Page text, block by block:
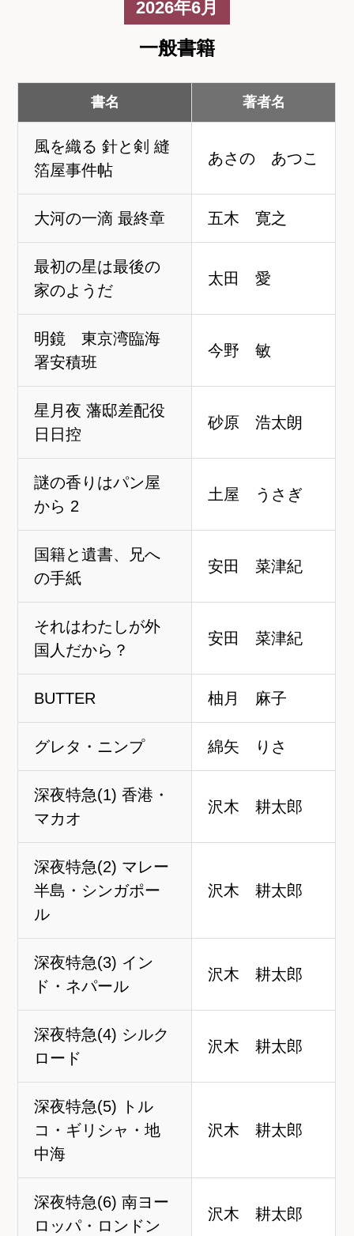
2026年6月
一般書籍
書名 著者名
風を織る 針と剣 縫
箔屋事件帖
あさの あつこ
大河の一滴 最終章 五木 寛之
最初の星は最後の
家のようだ
太田 愛
明鏡 東京湾臨海
署安積班
今野 敏
星月夜 藩邸差配役
日日控
砂原 浩太朗
謎の香りはパン屋
から 2
土屋 うさぎ
国籍と遺書、兄へ
の手紙
安田 菜津紀
それはわたしが外
国人だから？
安田 菜津紀
BUTTER 柚月 麻子
グレタ・ニンプ 綿矢 りさ
深夜特急(1) 香港・
マカオ
沢木 耕太郎
深夜特急(2) マレー
半島・シンガポー
ル
沢木 耕太郎
深夜特急(3) イン
ド・ネパール
沢木 耕太郎
深夜特急(4) シルク
ロード
沢木 耕太郎
深夜特急(5) トル
コ・ギリシャ・地
中海
沢木 耕太郎
深夜特急(6) 南ヨー
ロッパ・ロンドン
沢木 耕太郎